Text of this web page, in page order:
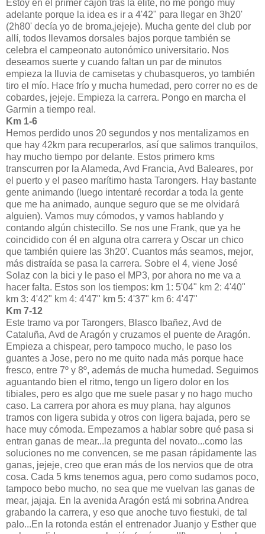
Estoy en el primer cajón tras la élite, no me pongo muy
adelante porque la idea es ir a 4'42" para llegar en 3h20'
(2h80' decía yo de broma,jejeje). Mucha gente del club por
allí, todos llevamos dorsales bajos porque también se
celebra el campeonato autonómico universitario. Nos
deseamos suerte y cuando faltan un par de minutos
empieza la lluvia de camisetas y chubasqueros, yo también
tiro el mío. Hace frío y mucha humedad, pero correr no es de
cobardes, jejeje. Empieza la carrera. Pongo en marcha el
Garmin a tiempo real.
Km 1-6
Hemos perdido unos 20 segundos y nos mentalizamos en
que hay 42km para recuperarlos, así que salimos tranquilos,
hay mucho tiempo por delante. Estos primero kms
transcurren por la Alameda, Avd Francia, Avd Baleares, por
el puerto y el paseo marítimo hasta Tarongers. Hay bastante
gente animando (luego intentaré recordar a toda la gente
que me ha animado, aunque seguro que se me olvidará
alguien). Vamos muy cómodos, y vamos hablando y
contando algún chistecillo. Se nos une Frank, que ya he
coincidido con él en alguna otra carrera y Oscar un chico
que también quiere las 3h20'. Cuantos más seamos, mejor,
más distraída se pasa la carrera. Sobre el 4, viene José
Solaz con la bici y le paso el MP3, por ahora no me va a
hacer falta. Estos son los tiempos: km 1: 5'04" km 2: 4'40"
km 3: 4'42" km 4: 4'47" km 5: 4'37" km 6: 4'47"
Km 7-12
Este tramo va por Tarongers, Blasco Ibañez, Avd de
Cataluña, Avd de Aragón y cruzamos el puente de Aragón.
Empieza a chispear, pero tampoco mucho, le paso los
guantes a Jose, pero no me quito nada más porque hace
fresco, entre 7º y 8º, además de mucha humedad. Seguimos
aguantando bien el ritmo, tengo un ligero dolor en los
tibiales, pero es algo que me suele pasar y no hago mucho
caso. La carrera por ahora es muy plana, hay algunos
tramos con ligera subida y otros con ligera bajada, pero se
hace muy cómoda. Empezamos a hablar sobre qué pasa si
entran ganas de mear...la pregunta del novato...como las
soluciones no me convencen, se me pasan rápidamente las
ganas, jejeje, creo que eran más de los nervios que de otra
cosa. Cada 5 kms tenemos agua, pero como sudamos poco,
tampoco bebo mucho, no sea que me vuelvan las ganas de
mear, jajaja. En la avenida Aragón está mi sobrina Andrea
grabando la carrera, y eso que anoche tuvo fiestuki, de tal
palo...En la rotonda están el entrenador Juanjo y Esther que